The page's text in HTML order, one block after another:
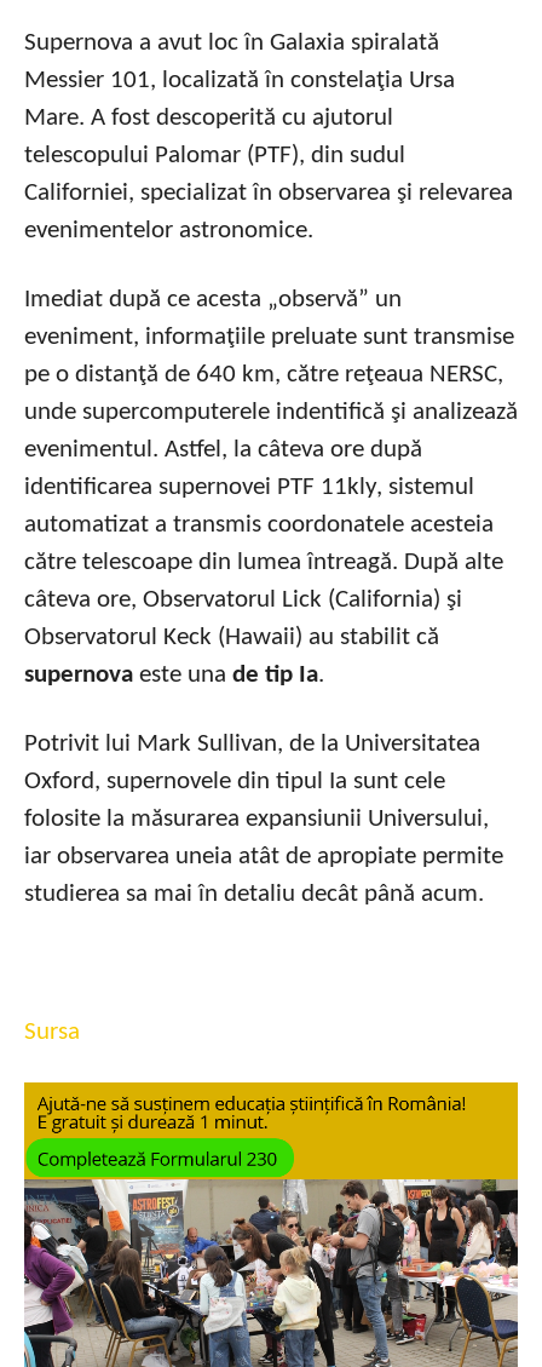
Supernova a avut loc în Galaxia spiralată
Messier 101, localizată în constelaţia Ursa
Mare. A fost descoperită cu ajutorul
telescopului Palomar (PTF), din sudul
Californiei, specializat în observarea şi relevarea
evenimentelor astronomice.
Imediat după ce acesta „observă” un
eveniment, informaţiile preluate sunt transmise
pe o distanţă de 640 km, către reţeaua NERSC,
unde supercomputerele indentifică şi analizează
evenimentul. Astfel, la câteva ore după
identificarea supernovei PTF 11kly, sistemul
automatizat a transmis coordonatele acesteia
către telescoape din lumea întreagă. După alte
câteva ore, Observatorul Lick (California) şi
Observatorul Keck (Hawaii) au stabilit că
supernova este una de tip Ia.
Potrivit lui Mark Sullivan, de la Universitatea
Oxford, supernovele din tipul Ia sunt cele
folosite la măsurarea expansiunii Universului,
iar observarea uneia atât de apropiate permite
studierea sa mai în detaliu decât până acum.
Sursa